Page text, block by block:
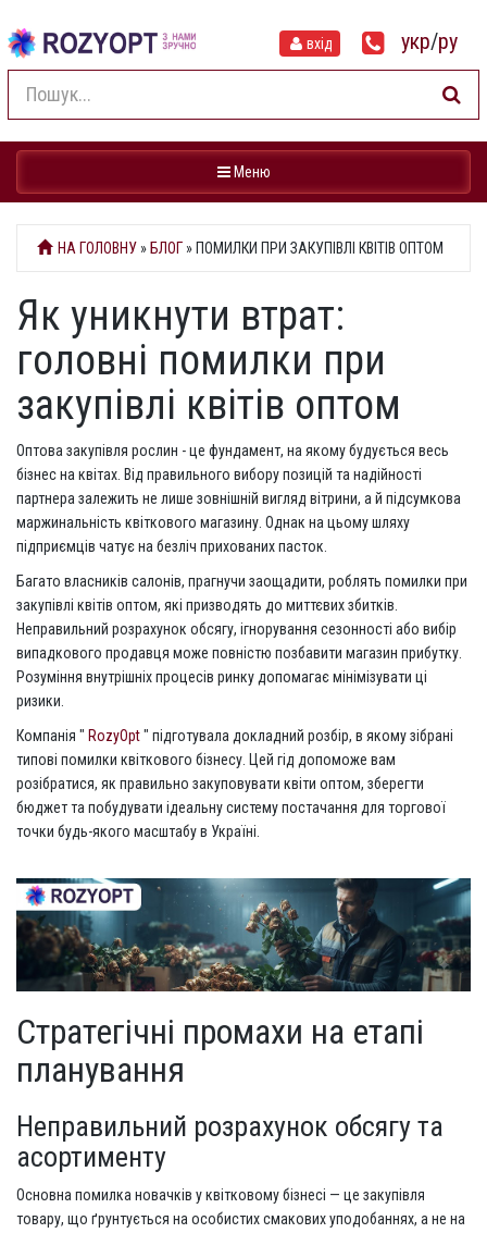
вхід укр/ру
Навігація
Меню
НА ГОЛОВНУ » БЛОГ » ПОМИЛКИ ПРИ ЗАКУПІВЛІ КВІТІВ ОПТОМ
Як уникнути втрат:
головні помилки при
закупівлі квітів оптом
Оптова закупівля рослин - це фундамент, на якому будується весь
бізнес на квітах. Від правильного вибору позицій та надійності
партнера залежить не лише зовнішній вигляд вітрини, а й підсумкова
маржинальність квіткового магазину. Однак на цьому шляху
підприємців чатує на безліч прихованих пасток.
Багато власників салонів, прагнучи заощадити, роблять помилки при
закупівлі квітів оптом, які призводять до миттєвих збитків.
Неправильний розрахунок обсягу, ігнорування сезонності або вибір
випадкового продавця може повністю позбавити магазин прибутку.
Розуміння внутрішніх процесів ринку допомагає мінімізувати ці
ризики.
Компанія " RozyOpt" підготувала докладний розбір, в якому зібрані
типові помилки квіткового бізнесу. Цей гід допоможе вам
розібратися, як правильно закуповувати квіти оптом, зберегти
бюджет та побудувати ідеальну систему постачання для торгової
точки будь-якого масштабу в Україні.
Стратегічні промахи на етапі
планування
Неправильний розрахунок обсягу та
асортименту
Основна помилка новачків у квітковому бізнесі — це закупівля
товару, що ґрунтується на особистих смакових уподобаннях, а не на